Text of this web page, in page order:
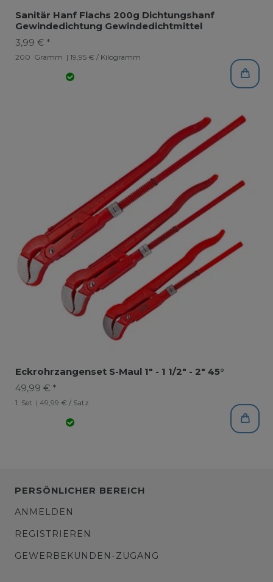
Sanitär Hanf Flachs 200g Dichtungshanf
Gewindedichtung Gewindedichtmittel
3,99 € *
200 Gramm | 19,95 € / Kilogramm
Eckrohrzangenset S-Maul 1" - 1 1/2" - 2" 45°
49,99 € *
1 Set | 49,99 € / Satz
PERSÖNLICHER BEREICH
ANMELDEN
REGISTRIEREN
GEWERBEKUNDEN-ZUGANG